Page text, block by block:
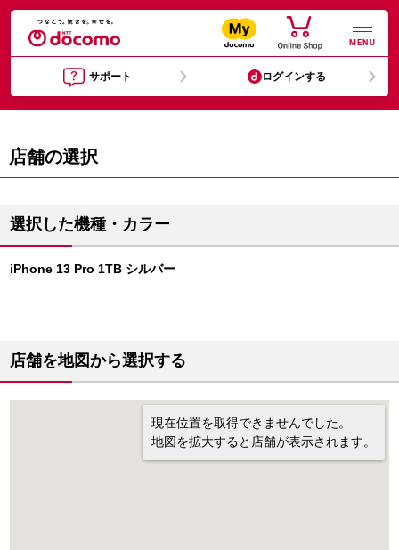
MENU
サポート ログインする
店舗の選択
選択した機種・カラー
iPhone 13 Pro 1TB シルバー
店舗を地図から選択する
現在位置を取得できませんでした。
地図を拡大すると店舗が表示されます。